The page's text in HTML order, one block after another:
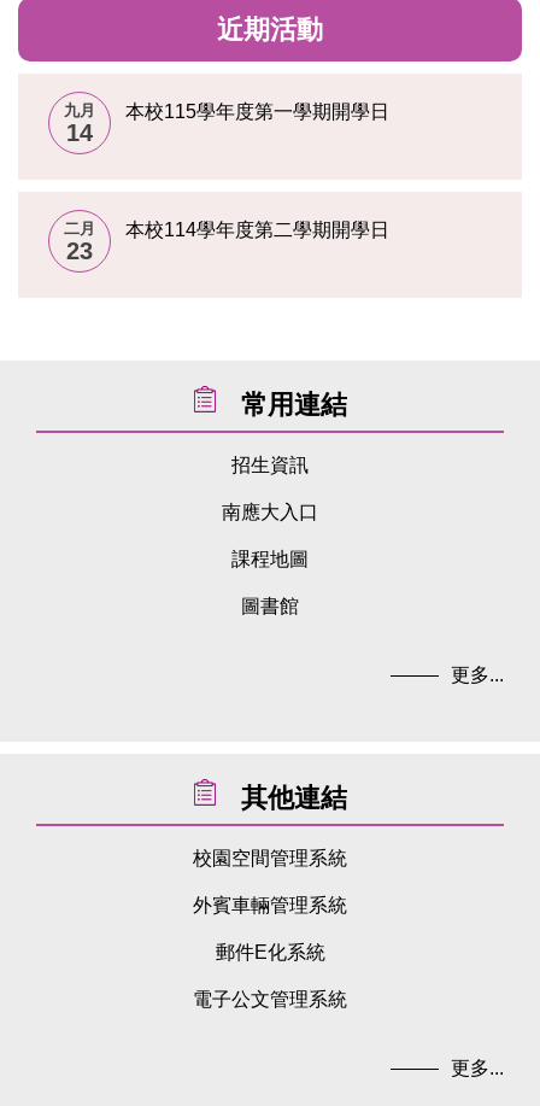
近期活動
本校115學年度第一學期開學日
九月
14
本校114學年度第二學期開學日
二月
23
常用連結
招生資訊
南應大入口
課程地圖
圖書館
更多...
其他連結
校園空間管理系統
外賓車輛管理系統
郵件E化系統
電子公文管理系統
更多...